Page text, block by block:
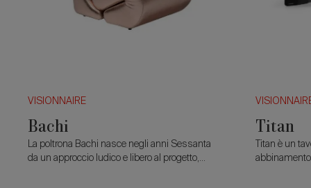
VISIONNAIRE
Bachi
La poltrona Bachi nasce negli anni Sessanta
da un approccio ludico e libero al progetto,
Titan
Titan è un